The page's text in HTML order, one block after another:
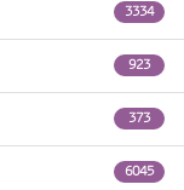
3334
923
373
6045